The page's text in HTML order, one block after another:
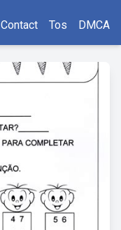
Contact Tos DMCA